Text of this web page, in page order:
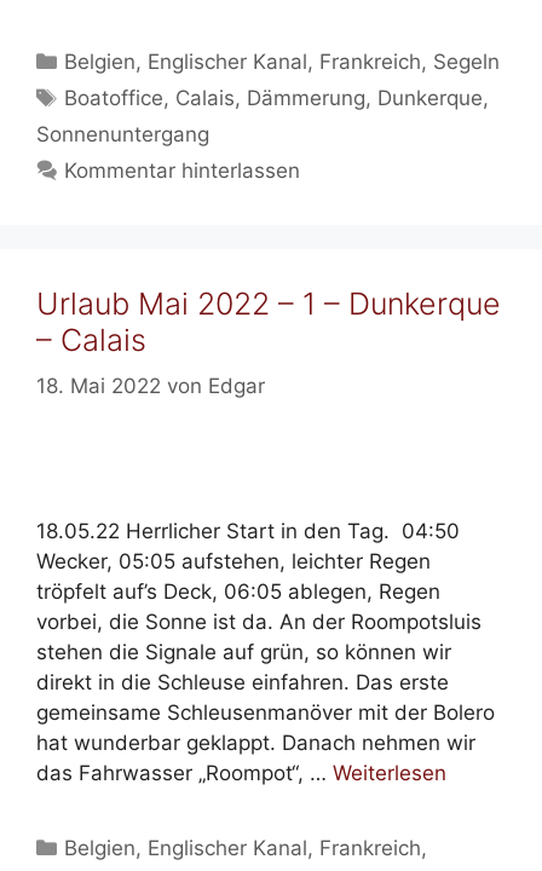
Kategorien
Belgien, Englischer Kanal, Frankreich, Segeln
Schlagwörter
Boatoffice, Calais, Dämmerung, Dunkerque,
Sonnenuntergang
Kommentar hinterlassen
Urlaub Mai 2022 – 1 – Dunkerque
– Calais
18. Mai 2022 von Edgar
18.05.22 Herrlicher Start in den Tag. 04:50
Wecker, 05:05 aufstehen, leichter Regen
tröpfelt auf’s Deck, 06:05 ablegen, Regen
vorbei, die Sonne ist da. An der Roompotsluis
stehen die Signale auf grün, so können wir
direkt in die Schleuse einfahren. Das erste
gemeinsame Schleusenmanöver mit der Bolero
hat wunderbar geklappt. Danach nehmen wir
das Fahrwasser „Roompot“, … Weiterlesen
Kategorien
Belgien, Englischer Kanal, Frankreich,